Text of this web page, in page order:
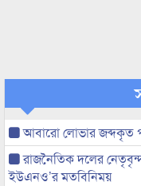
আবারো লোভার জব্দকৃত
রাজনৈতিক দলের
ইউএনও’র মতবিনিময়